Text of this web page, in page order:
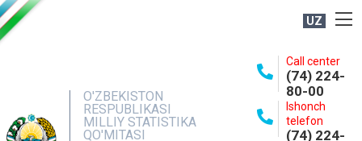
UZ
O'ZBEKISTON
RESPUBLIKASI
MILLIY STATISTIKA
QO'MITASI
Call center
(74) 224-
80-00
Ishonch
telefon
(74) 224-
NASHRLAR
INTERAKTIV XIZMATLAR